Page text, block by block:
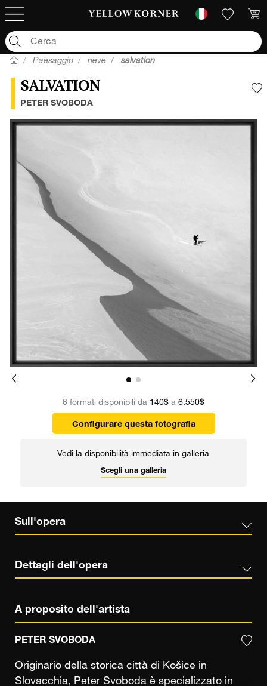
Paesaggio neve salvation
SALVATION
PETER SVOBODA
6 formati disponibili da 140$ a 6.550$
Configurare questa fotografia
Vedi la disponibilità immediata in galleria
Scegli una galleria
Sull'opera
Dettagli dell'opera
A proposito dell'artista
PETER SVOBODA
Originario della storica città di Košice in
Slovacchia, Peter Svoboda è specializzato in